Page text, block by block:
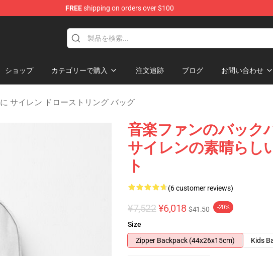
FREEshipping on orders over $100
Merchandise Shop
ショップ カテゴリーで購入 注文追跡 ブログ お問い合わせ
サイレン ドローストリング バッグ
音楽ファンのバック
サイレンの素晴らし
ト
(6 customer reviews)
¥7,522 ¥6,018 $41.50 -20%
Size
Zipper Backpack (44x26x15cm)
Kids